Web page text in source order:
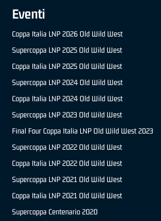
Eventi
Coppa Italia LNP 2026 Old Wild West
Supercoppa LNP 2025 Old Wild West
Coppa Italia LNP 2025 Old Wild West
Supercoppa LNP 2024 Old Wild West
Coppa Italia LNP 2024 Old Wild West
Supercoppa LNP 2023 Old Wild West
Final Four Coppa Italia LNP Old Wild West 2023
Supercoppa LNP 2022 Old Wild West
Coppa Italia LNP 2022 Old Wild West
Supercoppa LNP 2021 Old Wild West
Coppa Italia LNP 2021 Old Wild West
Supercoppa Centenario 2020